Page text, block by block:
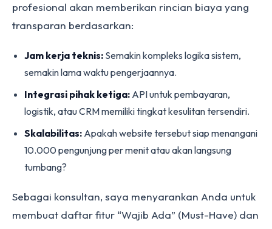
profesional akan memberikan rincian biaya yang
transparan berdasarkan:
Jam kerja teknis: Semakin kompleks logika sistem,
semakin lama waktu pengerjaannya.
Integrasi pihak ketiga: API untuk pembayaran,
logistik, atau CRM memiliki tingkat kesulitan tersendiri.
Skalabilitas: Apakah website tersebut siap menangani
10.000 pengunjung per menit atau akan langsung
tumbang?
Sebagai konsultan, saya menyarankan Anda untuk
membuat daftar fitur “Wajib Ada” (Must-Have) dan